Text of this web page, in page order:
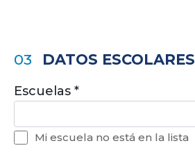
03 DATOS ESCOLARES
Escuelas
Mi escuela no está en la lista